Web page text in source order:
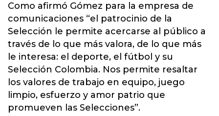
Como afirmó Gómez para la empresa de
comunicaciones “el patrocinio de la
Selección le permite acercarse al público a
través de lo que más valora, de lo que más
le interesa: el deporte, el fútbol y su
Selección Colombia. Nos permite resaltar
los valores de trabajo en equipo, juego
limpio, esfuerzo y amor patrio que
promueven las Selecciones”.